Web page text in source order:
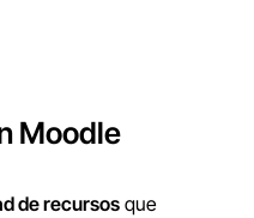
Moodle
de recursosque